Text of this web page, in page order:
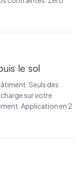
le sol
Seuls des
sur votre
Application en 2